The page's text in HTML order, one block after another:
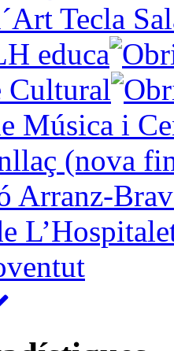
Tecla
educa
Cultural
Música i
Arranz-